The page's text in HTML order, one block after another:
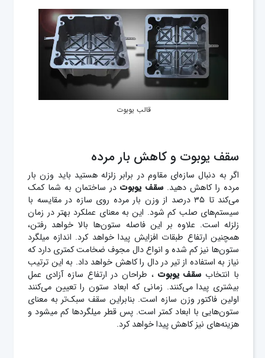
قالب یوبوت
سقف یوبوت و کاهش بار مرده
اگر به دنبال سازه‌ای مقاوم در برابر زلزله هستید باید وزن بار
مرده را کاهش دهید. سقف یوبوتدر ساختمان به شما کمک
می‌کند تا ۳۵ درصد از وزن بار مرده روی سازه در مقایسه با
سیستم‌های صلب کم شود. این به معنای عملکرد بهتر در زمان
زلزله است. علاوه بر این فاصله ستون‌ها بالا خواهد رفتن،
همچنین ارتفاع طبقات افزایش پیدا خواهد کرد. اندازه میلگرد
ستون‌ها نیز کم شده و انواع دال مجوف ضخامت کمتری دارد که
نیاز به استفاده از تیر در دال را کاهش خواهد داد. به این ترتیب
با انتخاب سقف یوبوت ، طراحان در ارتفاع سازه آزادی عمل
بیشتری پیدا می‌کنند. زمانی که ابعاد ستون را تعیین می‌کنند
اولین فاکتور وزن سازه است. بنابراین سقف سبک‌تر به معنای
ستون‌هایی با ابعاد کمتر است. پس قطر میلگردها کم می‎شود و
هزینه‌های نیز کاهش پیدا خواهد کرد.